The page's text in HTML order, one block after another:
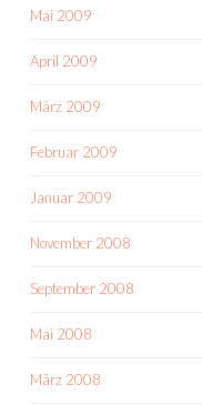
Mai 2009
April 2009
März 2009
Februar 2009
Januar 2009
November 2008
September 2008
Mai 2008
März 2008